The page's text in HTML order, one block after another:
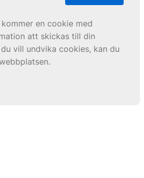
en cookie med
att skickas till din
vill undvika cookies, kan du